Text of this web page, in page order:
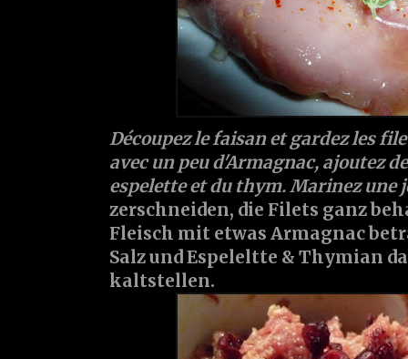
Découpez le faisan et gardez les
avec un peu d'Armagnac, ajoutez
espelette et du thym. Marinez une
zerschneiden, die Filets ganz
Fleisch mit etwas Armagnac
Salz und Espeleltte & Thymian
kaltstellen.